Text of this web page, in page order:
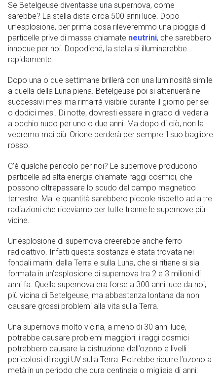
Se Betelgeuse diventasse una supernova, come
sarebbe? La stella dista circa 500 anni luce. Dopo
un’esplosione, per prima cosa rileveremmo una pioggia di
particelle prive di massa chiamate neutrini, che sarebbero
innocue per noi. Dopodiché, la stella si illuminerebbe
rapidamente.
Dopo una o due settimane brillerà con una luminosità simile
a quella della Luna piena. Betelgeuse poi si attenuerà nei
successivi mesi ma rimarrà visibile durante il giorno per sei
o dodici mesi. Di notte, dovresti essere in grado di vederla
a occhio nudo per uno o due anni. Ma dopo di ciò, non la
vedremo mai più: Orione perderà per sempre il suo bagliore
rosso.
C’è qualche pericolo per noi? Le supernove producono
particelle ad alta energia chiamate raggi cosmici, che
possono oltrepassare lo scudo del campo magnetico
terrestre. Ma le quantità sarebbero piccole rispetto ad altre
radiazioni che riceviamo per tutte tranne le supernove più
vicine.
Un’esplosione di supernova creerebbe anche ferro
radioattivo. Infatti questa sostanza è stata trovata nei
fondali marini della Terra e sulla Luna, che si ritiene si sia
formata in un’esplosione di supernova tra 2 e 3 milioni di
anni fa. Quella supernova era forse a 300 anni luce da noi,
più vicina di Betelgeuse, ma abbastanza lontana da non
causare grossi problemi alla vita sulla Terra.
Una supernova molto vicina, a meno di 30 anni luce,
potrebbe causare problemi maggiori: i raggi cosmici
potrebbero causare la distruzione dell’ozono e livelli
pericolosi di raggi UV sulla Terra. Potrebbe ridurre l’ozono a
metà in un periodo che dura centinaia o migliaia di anni: